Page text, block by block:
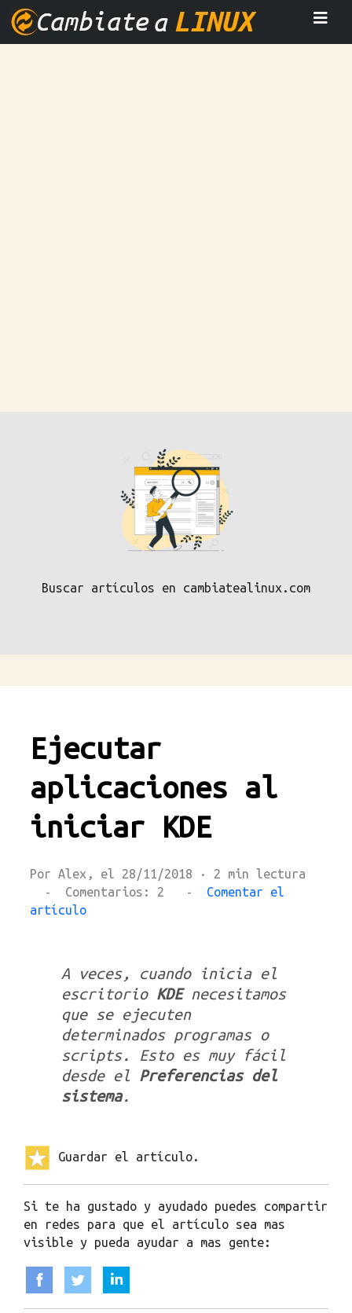
Buscar artículos en cambiatealinux.com
Ejecutar
aplicaciones al
iniciar KDE
Por Alex, el 28/11/2018 · 2 min lectura
- Comentarios: 2 - Comentar el
artículo
A veces, cuando inicia el
escritorio KDEnecesitamos
que se ejecuten
determinados programas o
scripts. Esto es muy fácil
desde el Preferencias del
sistema.
Guardar el artículo.
Si te ha gustado y ayudado puedes compartir
en redes para que el artículo sea mas
visible y pueda ayudar a mas gente: